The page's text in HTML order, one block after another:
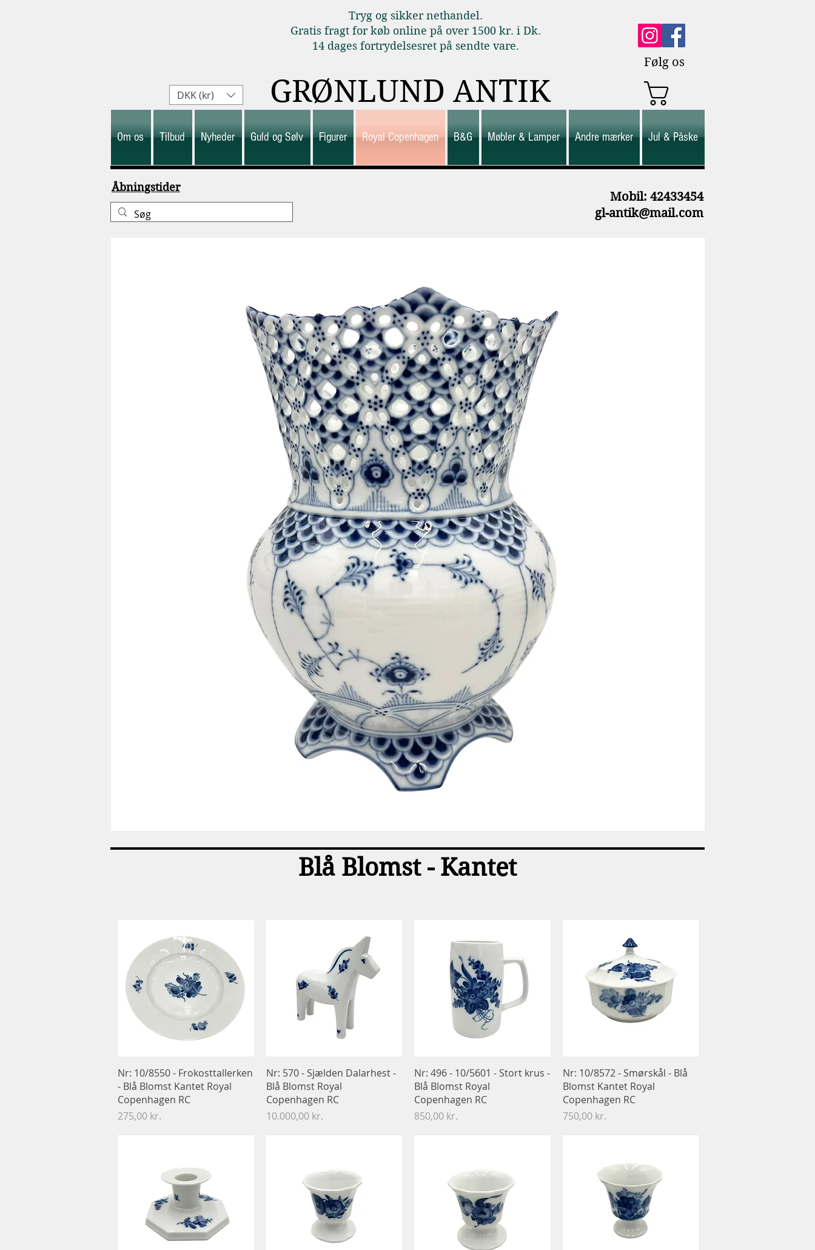
Tryg og sikker nethandel.
Gratis fragt for køb online på over 1500 kr. i Dk.
14 dages fortrydelsesret på sendte vare.
Følg os
GRØNLUND ANTIK
Om os Tilbud Nyheder Guld og Sølv Figurer Royal Copenhagen B&G Møbler & Lamper Andre mærker Jul & Påske
DKK (kr)
Åbningstider
Mobil: 42433454
gl-antik@mail.com
Hurtigvisning
-
-
Blå Blomst - Kantet
Hurtigvisning
Nr: 10/8550 - Frokosttallerken
- Blå Blomst Kantet Royal
Copenhagen RC
Pris
275,00 kr.
Hurtigvisning
Nr: 570 - Sjælden Dalarhest -
Blå Blomst Royal
Copenhagen RC
Pris
10.000,00 kr.
Hurtigvisning
Nr: 496 - 10/5601 - Stort krus -
Blå Blomst Royal
Copenhagen RC
Pris
850,00 kr.
Hurtigvisning
Nr: 10/8572 - Smørskål - Blå
Blomst Kantet Royal
Copenhagen RC
Pris
750,00 kr.